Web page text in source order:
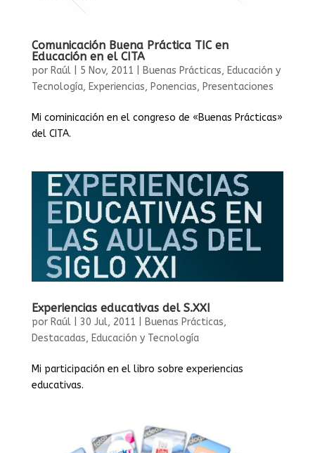
Comunicación Buena Práctica TIC en
Educación en el CITA
por Raúl| 5 Nov, 2011 Buenas Prácticas, Educación y
Tecnología, Experiencias, Ponencias, Presentaciones
Mi cominicación en el congreso de «Buenas Prácticas»
del CITA.
Experiencias educativas del S.XXI
por Raúl| 30 Jul, 2011 Buenas Prácticas,
Destacadas, Educación y Tecnología
Mi participación en el libro sobre experiencias
educativas.